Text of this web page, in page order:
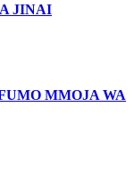
JINAI
MMOJA WA